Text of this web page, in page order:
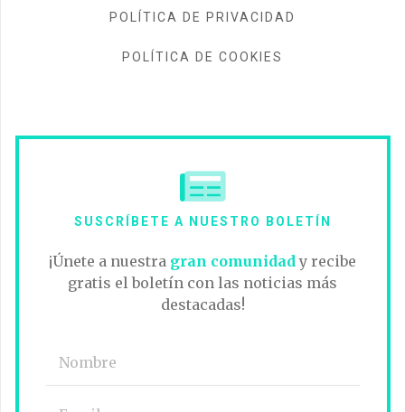
POLÍTICA DE PRIVACIDAD
POLÍTICA DE COOKIES
SUSCRÍBETE A NUESTRO BOLETÍN
¡Únete a nuestra gran comunidady recibe
gratis el boletín con las noticias más
destacadas!